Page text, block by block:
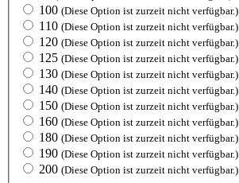
100 (Diese Option ist zurzeit nicht verfügbar.)
110 (Diese Option ist zurzeit nicht verfügbar.)
120 (Diese Option ist zurzeit nicht verfügbar.)
125 (Diese Option ist zurzeit nicht verfügbar.)
130 (Diese Option ist zurzeit nicht verfügbar.)
140 (Diese Option ist zurzeit nicht verfügbar.)
150 (Diese Option ist zurzeit nicht verfügbar.)
160 (Diese Option ist zurzeit nicht verfügbar.)
180 (Diese Option ist zurzeit nicht verfügbar.)
190 (Diese Option ist zurzeit nicht verfügbar.)
200 (Diese Option ist zurzeit nicht verfügbar.)